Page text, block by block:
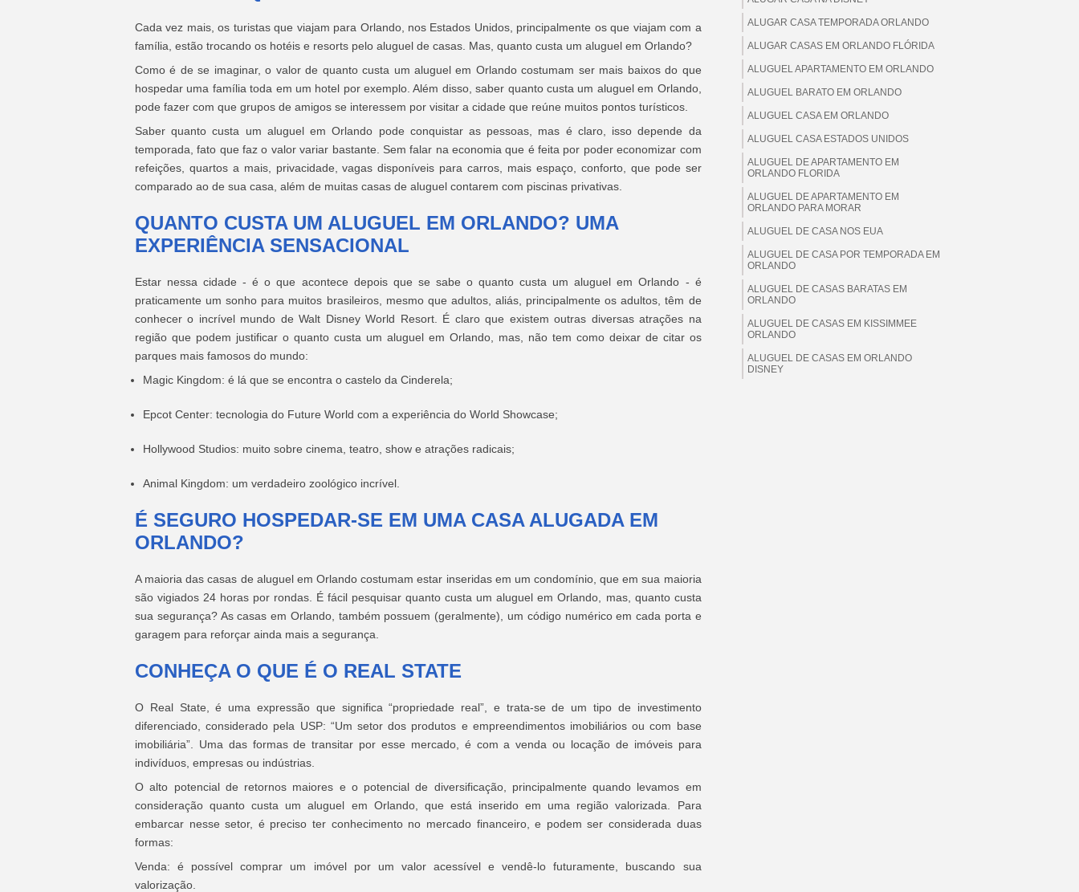
Cada vez mais, os turistas que viajam para Orlando, nos Estados Unidos, principalmente os que viajam com a
família, estão trocando os hotéis e resorts pelo aluguel de casas. Mas, quanto custa um aluguel em Orlando?
Como é de se imaginar, o valor de quanto custa um aluguel em Orlando costumam ser mais baixos do que
hospedar uma família toda em um hotel por exemplo. Além disso, saber quanto custa um aluguel em Orlando,
pode fazer com que grupos de amigos se interessem por visitar a cidade que reúne muitos pontos turísticos.
Saber quanto custa um aluguel em Orlando pode conquistar as pessoas, mas é claro, isso depende da
temporada, fato que faz o valor variar bastante. Sem falar na economia que é feita por poder economizar com
refeições, quartos a mais, privacidade, vagas disponíveis para carros, mais espaço, conforto, que pode ser
comparado ao de sua casa, além de muitas casas de aluguel contarem com piscinas privativas.
QUANTO CUSTA UM ALUGUEL EM ORLANDO? UMA
EXPERIÊNCIA SENSACIONAL
Estar nessa cidade - é o que acontece depois que se sabe o quanto custa um aluguel em Orlando - é
praticamente um sonho para muitos brasileiros, mesmo que adultos, aliás, principalmente os adultos, têm de
conhecer o incrível mundo de Walt Disney World Resort. É claro que existem outras diversas atrações na
região que podem justificar o quanto custa um aluguel em Orlando, mas, não tem como deixar de citar os
parques mais famosos do mundo:
Magic Kingdom: é lá que se encontra o castelo da Cinderela;
Epcot Center: tecnologia do Future World com a experiência do World Showcase;
Hollywood Studios: muito sobre cinema, teatro, show e atrações radicais;
Animal Kingdom: um verdadeiro zoológico incrível.
É SEGURO HOSPEDAR-SE EM UMA CASA ALUGADA EM
ORLANDO?
A maioria das casas de aluguel em Orlando costumam estar inseridas em um condomínio, que em sua maioria
são vigiados 24 horas por rondas. É fácil pesquisar quanto custa um aluguel em Orlando, mas, quanto custa
sua segurança? As casas em Orlando, também possuem (geralmente), um código numérico em cada porta e
garagem para reforçar ainda mais a segurança.
CONHEÇA O QUE É O REAL STATE
O Real State, é uma expressão que significa “propriedade real”, e trata-se de um tipo de investimento
diferenciado, considerado pela USP: “Um setor dos produtos e empreendimentos imobiliários ou com base
imobiliária”. Uma das formas de transitar por esse mercado, é com a venda ou locação de imóveis para
indivíduos, empresas ou indústrias.
O alto potencial de retornos maiores e o potencial de diversificação, principalmente quando levamos em
consideração quanto custa um aluguel em Orlando, que está inserido em uma região valorizada. Para
embarcar nesse setor, é preciso ter conhecimento no mercado financeiro, e podem ser considerada duas
formas:
Venda: é possível comprar um imóvel por um valor acessível e vendê-lo futuramente, buscando sua
valorização.
ALUGAR CASA TEMPORADA ORLANDO
ALUGAR CASAS EM ORLANDO FLÓRIDA
ALUGUEL APARTAMENTO EM ORLANDO
ALUGUEL BARATO EM ORLANDO
ALUGUEL CASA EM ORLANDO
ALUGUEL CASA ESTADOS UNIDOS
ALUGUEL DE APARTAMENTO EM
ORLANDO FLORIDA
ALUGUEL DE APARTAMENTO EM
ORLANDO PARA MORAR
ALUGUEL DE CASA NOS EUA
ALUGUEL DE CASA POR TEMPORADA EM
ORLANDO
ALUGUEL DE CASAS BARATAS EM
ORLANDO
ALUGUEL DE CASAS EM KISSIMMEE
ORLANDO
ALUGUEL DE CASAS EM ORLANDO
DISNEY